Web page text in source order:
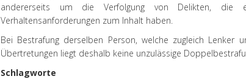
andererseits um die Verfolgung von Delikten, die
Verhaltensanforderungen zum Inhalt haben.
Bei Bestrafung derselben Person, welche zugleich Lenker
Übertretungen liegt deshalb keine unzulässige
Schlagworte